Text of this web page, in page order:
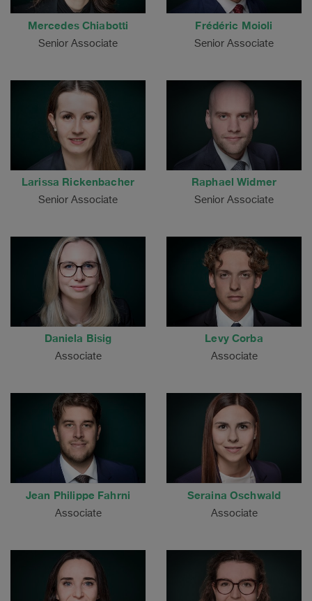
Mercedes Chiabotti
Senior Associate
Frédéric Moioli
Senior Associate
Larissa Rickenbacher
Senior Associate
Raphael Widmer
Senior Associate
Daniela Bisig
Associate
Levy Corba
Associate
Jean Philippe Fahrni
Associate
Seraina Oschwald
Associate